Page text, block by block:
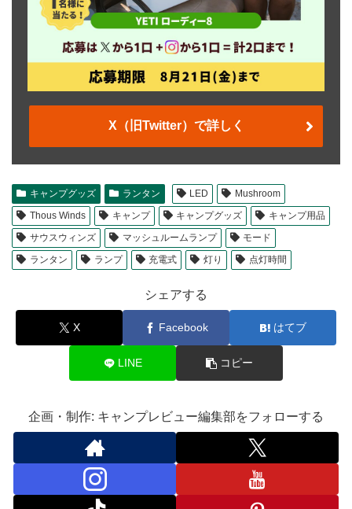
X（旧Twitter）で詳しく
キャンプグッズ ランタン LED
Mushroom
Thous Winds
キャンプ キャンプグッズ
キャンプ用品
サウスウィンズ
マッシュルームランプ
モード
ランタン
ランプ 充電式 灯り 点灯時間
シェアする
X Facebook はてブ
LINE コピー
企画・制作: キャンプレビュー編集部をフォローする